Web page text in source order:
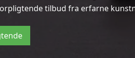
tilbud fra erfarne